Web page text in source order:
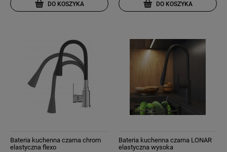
DO KOSZYKA DO KOSZYKA
Bateria kuchenna czarna chrom
elastyczna flexo
Bateria kuchenna czarna LONAR
elastyczna wysoka